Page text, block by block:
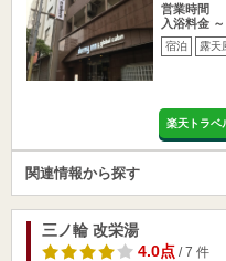
営業時間
入浴料金 ～
宿泊 露天
楽天トラベ
関連情報から探す
三ノ輪 改栄湯
4.0点/ 7 件